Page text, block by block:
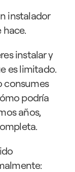
instalador
hace.
instalar y
es limitado.
consumes
podría
años,